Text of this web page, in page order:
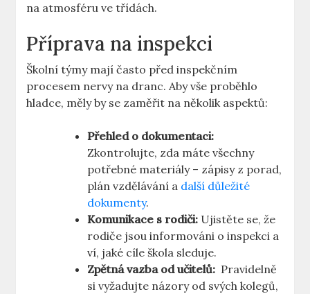
na atmosféru ve ‍třídách.
Příprava na​ inspekci
Školní⁣ týmy⁤ mají často před inspekčním
procesem nervy na dranc. Aby vše proběhlo
⁢hladce, měly ‌by se zaměřit na několik aspektů:
Přehled o dokumentaci:
Zkontrolujte, zda máte‍ všechny
potřebné⁣ materiály – zápisy z porad,
plán vzdělávání a‌ další důležité
dokumenty.
Komunikace s rodiči: Ujistěte se, ⁢že
rodiče jsou⁤ informováni o inspekci a
ví, jaké ​cíle škola sleduje.
Zpětná‌ vazba od učitelů: ‍ Pravidelně
si vyžadujte názory od svých kolegů, ​